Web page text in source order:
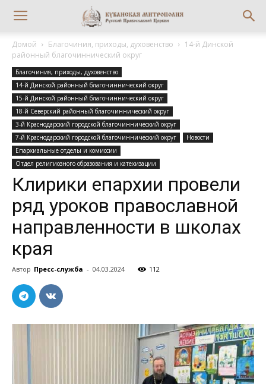
Домой Благочиния, приходы, духовенство
14-й Динской
районный благочиннический округ
Благочиния, приходы, духовенство
14-й Динской районный благочиннический округ
15-й Динской районный благочиннический округ
18-й Северский районный благочиннический округ
3-й Краснодарский городской благочиннический округ
7-й Краснодарский городской благочиннический округ
Новости
Епархиальные отделы и комиссии
Отдел религиозного образования и катехизации
Клирики епархии провели
ряд уроков православной
направленности в школах
края
Автор Пресс-служба - 04.03.2024 112